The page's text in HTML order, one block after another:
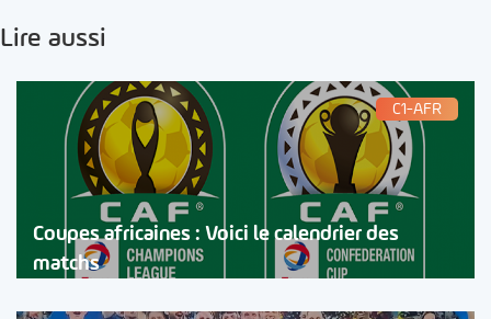
Lire aussi
C1-AFR
Coupes africaines : Voici le calendrier des
matchs